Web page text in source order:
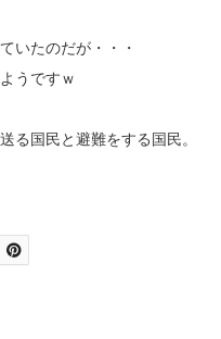
いたのだが・・・
うですｗ
る国民と避難をする国民。